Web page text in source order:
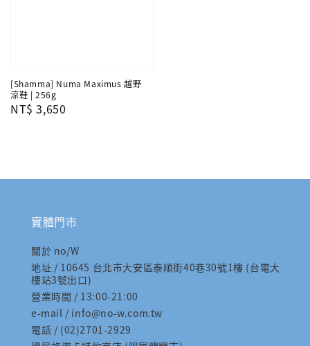
[Shamma] Numa Maximus 越野
涼鞋 | 256g
Regular
NT$ 3,650
實體門市
關於 no/W
地址 / 10645 台北市大安區泰順街40巷30號1樓 (台電大
樓站3號出口)
營業時間 / 13:00-21:00
e-mail / info@no-w.com.tw
電話 / (02)2701-2929